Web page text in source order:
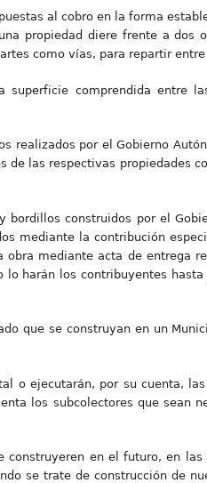
al cobro en la forma
propiedad diere frente a dos
como vías, para repartir
comprendida entre
realizados por el Gobierno
de las respectivas propiedades
bordillos construidos por el
mediante la contribución
mediante acta de entrega
harán los contribuyentes
que se construyan en un
o ejecutarán, por su cuenta,
los subcolectores que sean
en el futuro, en las
se trate de construcción de